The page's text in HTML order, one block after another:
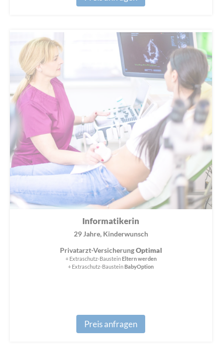
Informatikerin
29 Jahre, Kinderwunsch
Privatarzt-VersicherungOptimal
+ Extraschutz-BausteinEltern werden
+ Extraschutz-BausteinBabyOption
Preis anfragen